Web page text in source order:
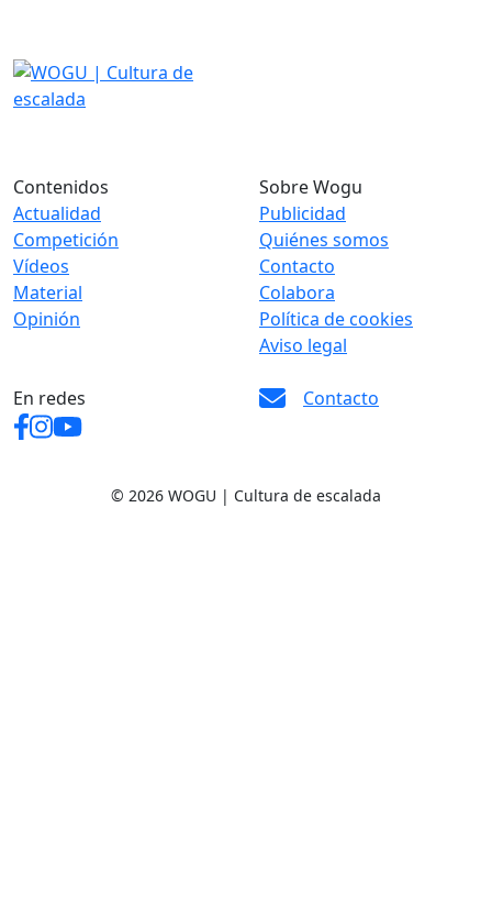
Contenidos
Actualidad
Competición
Vídeos
Material
Opinión
Sobre Wogu
Publicidad
Quiénes somos
Contacto
Colabora
Política de cookies
Aviso legal
En redes Contacto
© 2026 WOGU | Cultura de escalada